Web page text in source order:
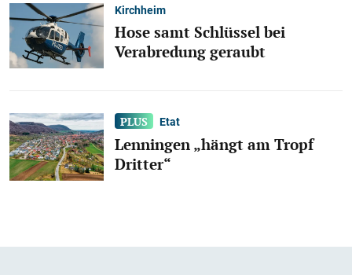
Kirchheim
Hose samt Schlüssel bei
Verabredung geraubt
Etat
Lenningen „hängt am Tropf
Dritter“